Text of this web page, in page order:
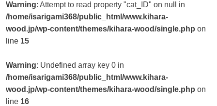
Warning: Attempt to read property "cat_ID" on null in
/home/isarigami368/public_html/www.kihara-
wood.jp/wp-content/themes/kihara-wood/single.php on
line 15
Warning: Undefined array key 0 in
/home/isarigami368/public_html/www.kihara-
wood.jp/wp-content/themes/kihara-wood/single.php on
line 16